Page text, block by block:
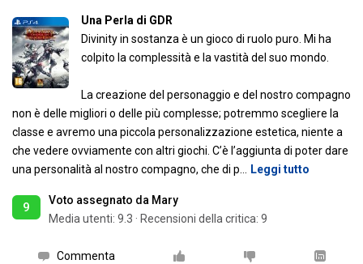
Una Perla di GDR
Divinity in sostanza è un gioco di ruolo puro. Mi ha
colpito la complessità e la vastità del suo mondo.
La creazione del personaggio e del nostro compagno
non è delle migliori o delle più complesse; potremmo scegliere la
classe e avremo una piccola personalizzazione estetica, niente a
che vedere ovviamente con altri giochi. C’è l’aggiunta di poter dare
una personalità al nostro compagno, che di p
Leggi tutto
9
Voto assegnato da Mary
Media utenti: 9.3 · Recensioni della critica: 9
Commenta